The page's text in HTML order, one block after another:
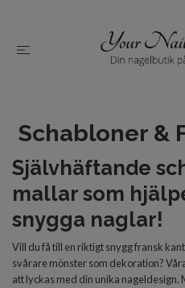
Schabloner &
Självhäftande
mallar som
snygga naglar!
Vill du få till en riktigt snygg fransk
svårare mönster som dekoration?
att lyckas med din unika